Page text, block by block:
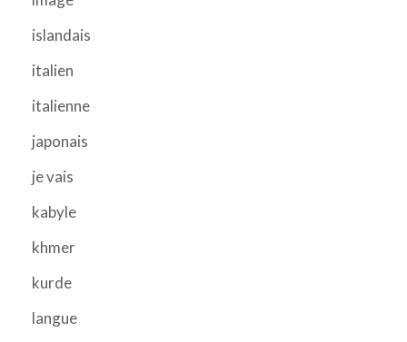
islandais
italien
italienne
japonais
je vais
kabyle
khmer
kurde
langue